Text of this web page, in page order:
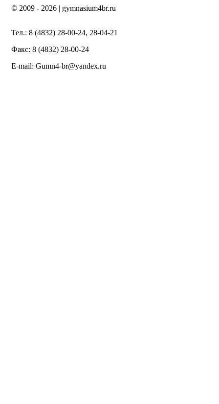
© 2009 - 2026 | gymnasium4br.ru
Тел.: 8 (4832) 28-00-24, 28-04-21
Факс: 8 (4832) 28-00-24
E-mail: Gumn4-br@yandex.ru